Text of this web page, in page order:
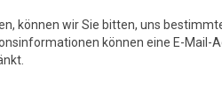
können wir Sie bitten, uns
können eine E-Mail-